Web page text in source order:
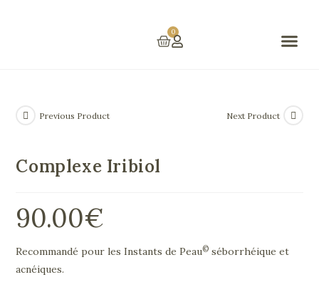
0
Previous Product Next Product
Complexe Iribiol
90.00€
Recommandé pour les Instants de Peau© séborrhéique et
acnéiques.